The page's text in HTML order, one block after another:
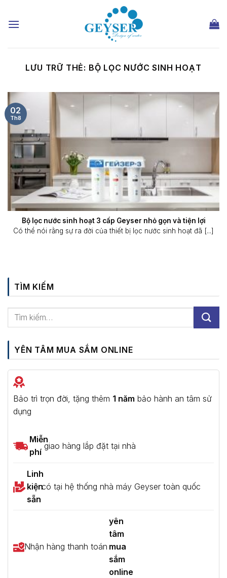
đến
nội
LƯU TRỮ THẺ: BỘ LỌC NƯỚC SINH HOẠT
Bộ lọc nước sinh hoạt 3 cấp Geyser nhỏ gọn và tiện lợi
Có thể nói rằng sự ra đời của thiết bị lọc nước sinh hoạt đã [...]
02
Th8
TÌM KIẾM
YÊN TÂM MUA SẮM ONLINE
Bảo trì trọn đời, tặng thêm 1 năm bảo hành an tâm sử
dụng
Miễn
phí
giao hàng lắp đặt tại nhà
Linh
kiện
sẵn
có tại hệ thống nhà máy Geyser toàn quốc
Nhận hàng thanh toán
yên
tâm
mua
sắm
online